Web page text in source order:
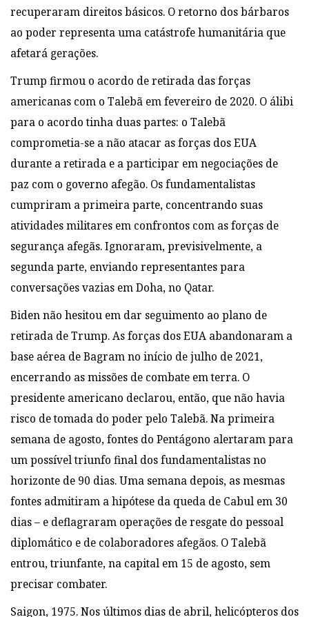
recuperaram direitos básicos. O retorno dos bárbaros
ao poder representa uma catástrofe humanitária que
afetará gerações.
Trump firmou o acordo de retirada das forças
americanas com o Talebã em fevereiro de 2020. O álibi
para o acordo tinha duas partes: o Talebã
comprometia-se a não atacar as forças dos EUA
durante a retirada e a participar em negociações de
paz com o governo afegão. Os fundamentalistas
cumpriram a primeira parte, concentrando suas
atividades militares em confrontos com as forças de
segurança afegãs. Ignoraram, previsivelmente, a
segunda parte, enviando representantes para
conversações vazias em Doha, no Qatar.
Biden não hesitou em dar seguimento ao plano de
retirada de Trump. As forças dos EUA abandonaram a
base aérea de Bagram no início de julho de 2021,
encerrando as missões de combate em terra. O
presidente americano declarou, então, que não havia
risco de tomada do poder pelo Talebã. Na primeira
semana de agosto, fontes do Pentágono alertaram para
um possível triunfo final dos fundamentalistas no
horizonte de 90 dias. Uma semana depois, as mesmas
fontes admitiram a hipótese da queda de Cabul em 30
dias – e deflagraram operações de resgate do pessoal
diplomático e de colaboradores afegãos. O Talebã
entrou, triunfante, na capital em 15 de agosto, sem
precisar combater.
Saigon, 1975. Nos últimos dias de abril, helicópteros dos